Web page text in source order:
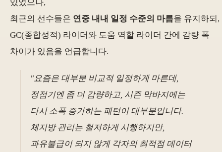
있었으나,
최근의 선수들은 연중 내내 일정 수준의 마름을 유지하되,
GC(종합성적) 라이더와 도움 역할 라이더 간에 감량 폭
차이가 있음을 언급합니다.
"요즘은 대부분 비교적 일정하게 마른데,
정점기엔 좀 더 감량하고, 시즌 막바지에는
다시 소폭 증가하는 패턴이 대부분입니다.
체지방 관리는 철저하게 시행하지만,
과유불급이 되지 않게 각자의 최적점 데이터